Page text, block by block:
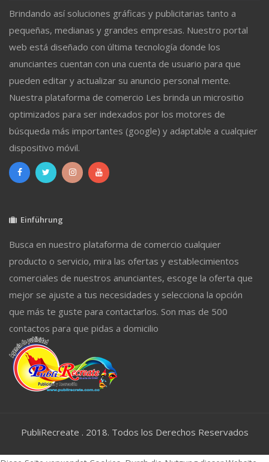
Brindando así soluciones gráficas y publicitarias tanto a
pequeñas, medianas y grandes empresas. Nuestro portal
web está diseñado con última tecnología donde los
anunciantes cuentan con una cuenta de usuario para que
pueden editar y actualizar su anuncio personal mente.
Nuestra plataforma de comercio Les brinda un micrositio
optimizados para ser indexados por los motores de
búsqueda más importantes (google) y adaptable a cualquier
dispositivo móvil.
Einführung
Busca en nuestro plataforma de comercio cualquier
producto o servicio, mira las ofertas y establecimientos
comerciales de nuestros anunciantes, escoge la oferta que
mejor se ajuste a tus necesidades y selecciona la opción
que más te guste para contactarlos. Son mas de 500
contactos para que pidas a domicilio
PubliRecreate . 2018. Todos los Derechos Reservados